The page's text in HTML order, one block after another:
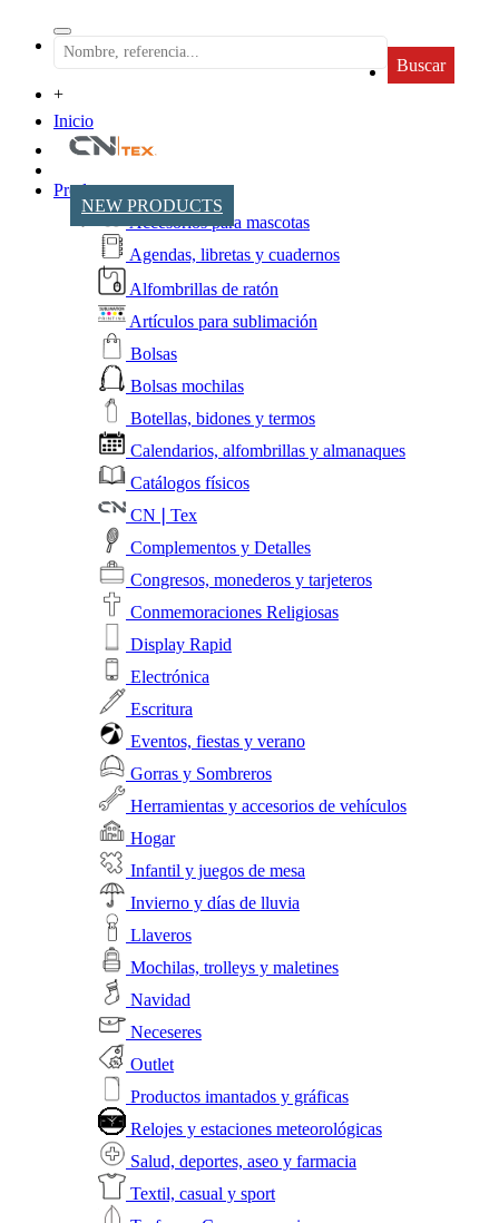
Buscar
+
Inicio
NEW PRODUCTS
Productos
Accesorios para mascotas
Agendas, libretas y cuadernos
Alfombrillas de ratón
Artículos para sublimación
Bolsas
Bolsas mochilas
Botellas, bidones y termos
Calendarios, alfombrillas y almanaques
Catálogos físicos
CN❘Tex
Complementos y Detalles
Congresos, monederos y tarjeteros
Conmemoraciones Religiosas
Display Rapid
Electrónica
Escritura
Eventos, fiestas y verano
Gorras y Sombreros
Herramientas y accesorios de vehículos
Hogar
Infantil y juegos de mesa
Invierno y días de lluvia
Llaveros
Mochilas, trolleys y maletines
Navidad
Neceseres
Outlet
Productos imantados y gráficas
Relojes y estaciones meteorológicas
Salud, deportes, aseo y farmacia
Textil, casual y sport